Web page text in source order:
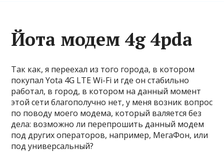
Йота модем 4g 4pda
Так как, я переехал из того города, в котором
покупал Yota 4G LTE Wi-Fi и где он стабильно
работал, в город, в котором на данный момент
этой сети благополучно нет, у меня возник вопрос
по поводу моего модема, который валяется без
дела: возможно ли перепрошить данный модем
под других операторов, например, МегаФон, или
под универсальный?